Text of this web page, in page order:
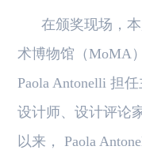
在颁奖现场，
术博物馆（MoMA
Paola Antonelli 担
设计师、设计评论
以来， Paola